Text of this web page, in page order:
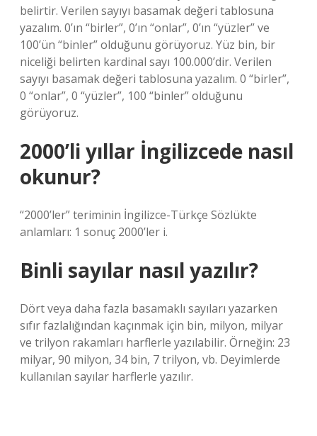
belirtir. Verilen sayıyı basamak değeri tablosuna
yazalım. 0’ın “birler”, 0’ın “onlar”, 0’ın “yüzler” ve
100’ün “binler” olduğunu görüyoruz. Yüz bin, bir
niceliği belirten kardinal sayı 100.000’dir. Verilen
sayıyı basamak değeri tablosuna yazalım. 0 “birler”,
0 “onlar”, 0 “yüzler”, 100 “binler” olduğunu
görüyoruz.
2000’li yıllar İngilizcede nasıl
okunur?
“2000’ler” teriminin İngilizce-Türkçe Sözlükte
anlamları: 1 sonuç 2000’ler i.
Binli sayılar nasıl yazılır?
Dört veya daha fazla basamaklı sayıları yazarken
sıfır fazlalığından kaçınmak için bin, milyon, milyar
ve trilyon rakamları harflerle yazılabilir. Örneğin: 23
milyar, 90 milyon, 34 bin, 7 trilyon, vb. Deyimlerde
kullanılan sayılar harflerle yazılır.